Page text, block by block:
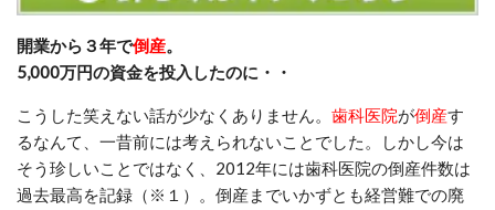
開業から３年で倒産。
5,000万円の資金を投入したのに・・
こうした笑えない話が少なくありません。 歯科医院が倒産す
るなんて、一昔前には考えられないことでした。しかし今は
そう珍しいことではなく、2012年には歯科医院の倒産件数は
過去最高を記録（※１）。 倒産までいかずとも経営難での廃